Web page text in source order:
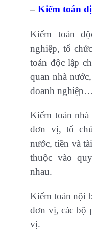
– Kiểm toán
Kiểm toán
nghiệp, tổ
toán độc lập
quan nhà
doanh nghiệp…
Kiểm toán
đơn vị, tổ
nước, tiền và
thuộc vào
nhau.
Kiểm toán nội
đơn vị, các bộ
vị.